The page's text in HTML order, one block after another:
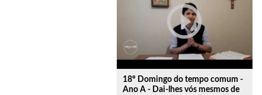
play_circle_outline
18º Domingo do tempo comum -
Ano A - Dai-lhes vós mesmos de